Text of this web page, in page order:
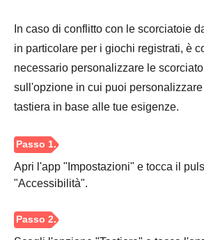
In caso di conflitto con le scorciatoie
in particolare per i giochi registrati, è
necessario personalizzare le
sull'opzione in cui puoi
tastiera in base alle tue esigenze.
Apri l'app "Impostazioni" e tocca il
"Accessibilità".